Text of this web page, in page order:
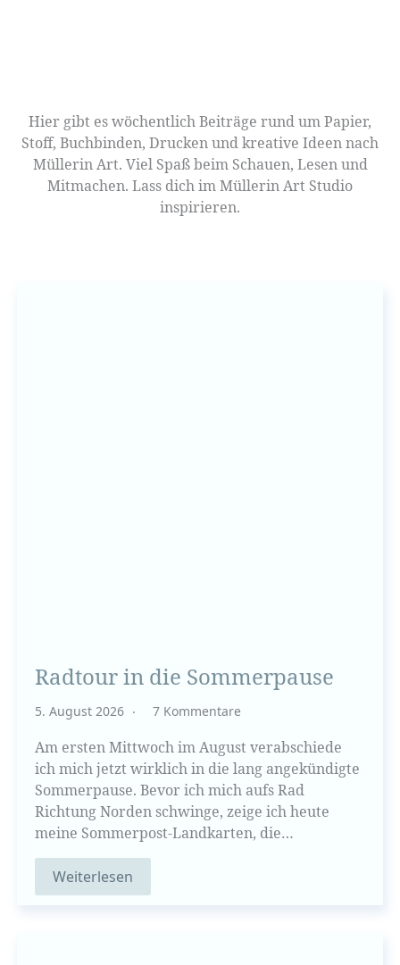
Hier gibt es wöchentlich Beiträge rund um Papier,
Stoff, Buchbinden, Drucken und kreative Ideen nach
Müllerin Art. Viel Spaß beim Schauen, Lesen und
Mitmachen. Lass dich im Müllerin Art Studio
inspirieren.
Radtour in die Sommerpause
5. August 2026 7 Kommentare
Am ersten Mittwoch im August verabschiede
ich mich jetzt wirklich in die lang angekündigte
Sommerpause. Bevor ich mich aufs Rad
Richtung Norden schwinge, zeige ich heute
meine Sommerpost-Landkarten, die…
Weiterlesen